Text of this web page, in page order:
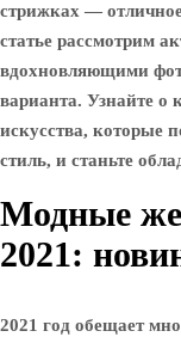
стрижках —
статье рассмотрим
вдохновляющими
варианта. Узнайте о
искусства, которые
стиль, и станьте
Модные
2021:
2021 год обещает